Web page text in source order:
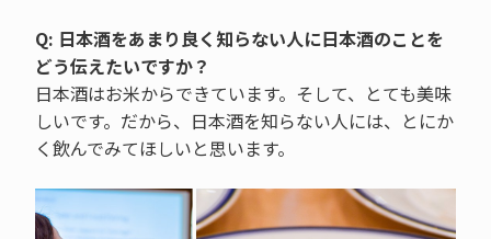
Q: 日本酒をあまり良く知らない人に日本酒のことを
どう伝えたいですか？
日本酒はお米からできています。そして、とても美味
しいです。だから、日本酒を知らない人には、とにか
く飲んでみてほしいと思います。